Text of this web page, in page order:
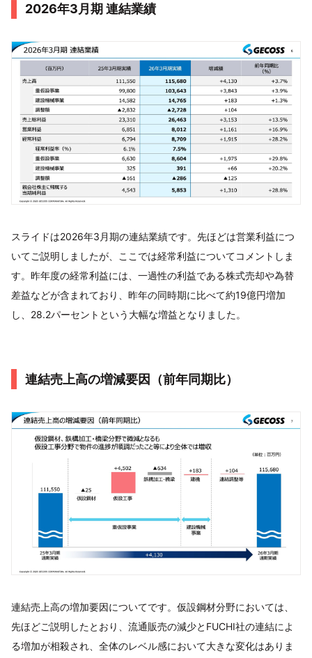
2026年3月期 連結業績
スライドは2026年3月期の連結業績です。先ほどは営業利益につ
いてご説明しましたが、ここでは経常利益についてコメントしま
す。昨年度の経常利益には、一過性の利益である株式売却や為替
差益などが含まれており、昨年の同時期に比べて約19億円増加
し、28.2パーセントという大幅な増益となりました。
連結売上高の増減要因（前年同期比）
連結売上高の増加要因についてです。仮設鋼材分野においては、
先ほどご説明したとおり、流通販売の減少とFUCHI社の連結によ
る増加が相殺され、全体のレベル感において大きな変化はありま